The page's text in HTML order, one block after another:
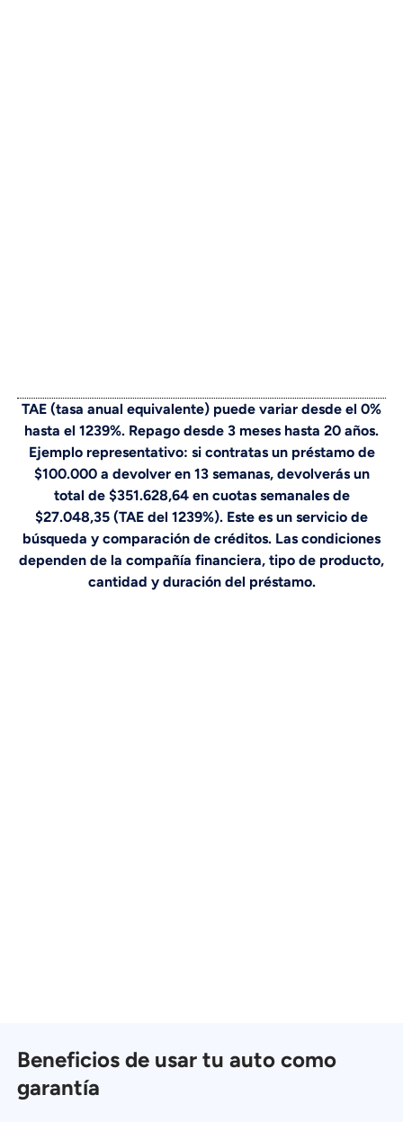
TAE (tasa anual equivalente) puede variar desde el 0%
hasta el 1239%. Repago desde 3 meses hasta 20 años.
Ejemplo representativo: si contratas un préstamo de
$100.000 a devolver en 13 semanas, devolverás un
total de $351.628,64 en cuotas semanales de
$27.048,35 (TAE del 1239%). Este es un servicio de
búsqueda y comparación de créditos. Las condiciones
dependen de la compañía financiera, tipo de producto,
cantidad y duración del préstamo.
Beneficios de usar tu auto como
garantía